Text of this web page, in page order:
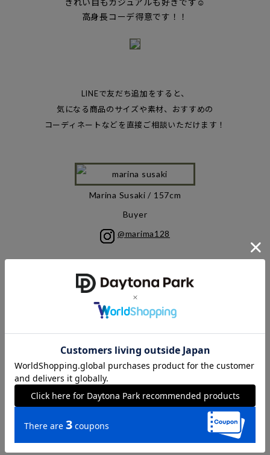
きれい目もカジュアルも好きです☺︎
高身長コーデ得意です！！
LINEで友だち追加をすると、
気になる商品のサイズや素材、 おすすめの
コーディネートなどを直接ご相談いただけます！
Marina Susaki / 157cm
Buyer
@marima128
Kanna Suzuki / 160cm
Press
@kannagg